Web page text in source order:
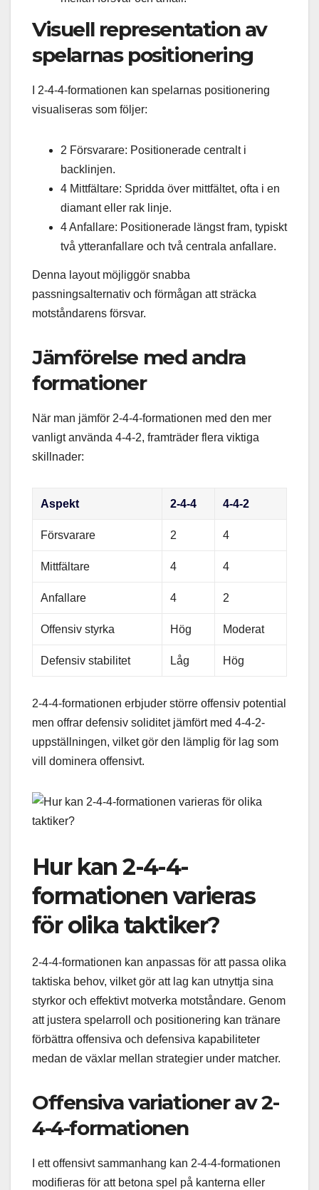
Visuell representation av
spelarnas positionering
I 2-4-4-formationen kan spelarnas positionering
visualiseras som följer:
2 Försvarare: Positionerade centralt i
backlinjen.
4 Mittfältare: Spridda över mittfältet, ofta i en
diamant eller rak linje.
4 Anfallare: Positionerade längst fram, typiskt
två ytteranfallare och två centrala anfallare.
Denna layout möjliggör snabba
passningsalternativ och förmågan att sträcka
motståndarens försvar.
Jämförelse med andra
formationer
När man jämför 2-4-4-formationen med den mer
vanligt använda 4-4-2, framträder flera viktiga
skillnader:
Aspekt 2-4-4 4-4-2
Försvarare 2 4
Mittfältare 4 4
Anfallare 4 2
Offensiv styrka Hög Moderat
Defensiv stabilitet Låg Hög
2-4-4-formationen erbjuder större offensiv potential
men offrar defensiv soliditet jämfört med 4-4-2-
uppställningen, vilket gör den lämplig för lag som
vill dominera offensivt.
Hur kan 2-4-4-
formationen varieras
för olika taktiker?
2-4-4-formationen kan anpassas för att passa olika
taktiska behov, vilket gör att lag kan utnyttja sina
styrkor och effektivt motverka motståndare. Genom
att justera spelarroll och positionering kan tränare
förbättra offensiva och defensiva kapabiliteter
medan de växlar mellan strategier under matcher.
Offensiva variationer av 2-
4-4-formationen
I ett offensivt sammanhang kan 2-4-4-formationen
modifieras för att betona spel på kanterna eller